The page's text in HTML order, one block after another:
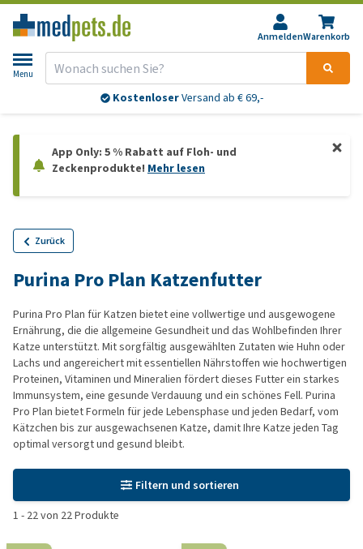
AnmeldenWarenkorb
Menu
KostenloserVersand ab € 69,-
App Only: 5 % Rabatt auf Floh- und
Zeckenprodukte! Mehr lesen
Zurück
Purina Pro Plan Katzenfutter
Purina Pro Plan für Katzen bietet eine vollwertige und ausgewogene
Ernährung, die die allgemeine Gesundheit und das Wohlbefinden Ihrer
Katze unterstützt. Mit sorgfältig ausgewählten Zutaten wie Huhn oder
Lachs und angereichert mit essentiellen Nährstoffen wie hochwertigen
Proteinen, Vitaminen und Mineralien fördert dieses Futter ein starkes
Immunsystem, eine gesunde Verdauung und ein schönes Fell. Purina
Pro Plan bietet Formeln für jede Lebensphase und jeden Bedarf, vom
Kätzchen bis zur ausgewachsenen Katze, damit Ihre Katze jeden Tag
optimal versorgt und gesund bleibt.
Filtern und sortieren
1 - 22von 22Produkte